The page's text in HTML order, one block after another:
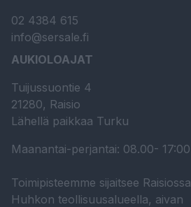
02 4384 615
info@sersale.fi
AUKIOLOAJAT
Tuijussuontie 4
21280, Raisio
Lähellä paikkaa Turku
Maanantai-perjantai: 08.00- 17:00
Toimipisteemme sijaitsee Raisiossa
Huhkon teollisuusalueella, aivan